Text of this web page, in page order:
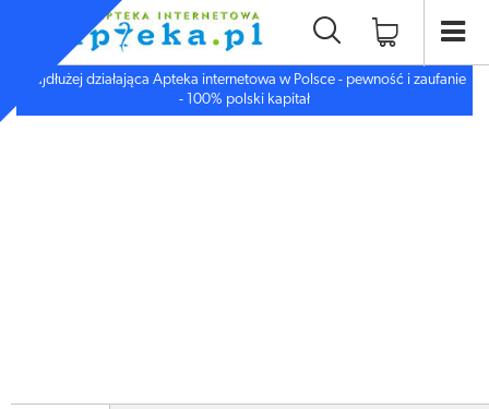
Najdłużej działająca Apteka internetowa w Polsce - pewność i zaufanie
- 100% polski kapitał